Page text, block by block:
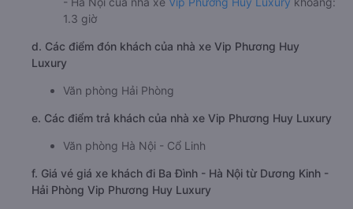
1.3 giờ
d. Các điểm đón khách của nhà xe Vip Phương Huy
Luxury
Văn phòng Hải Phòng
e. Các điểm trả khách của nhà xe Vip Phương Huy Luxury
Văn phòng Hà Nội - Cổ Linh
f. Giá vé giá xe khách đi Ba Đình - Hà Nội từ Dương Kinh -
Hải Phòng Vip Phương Huy Luxury